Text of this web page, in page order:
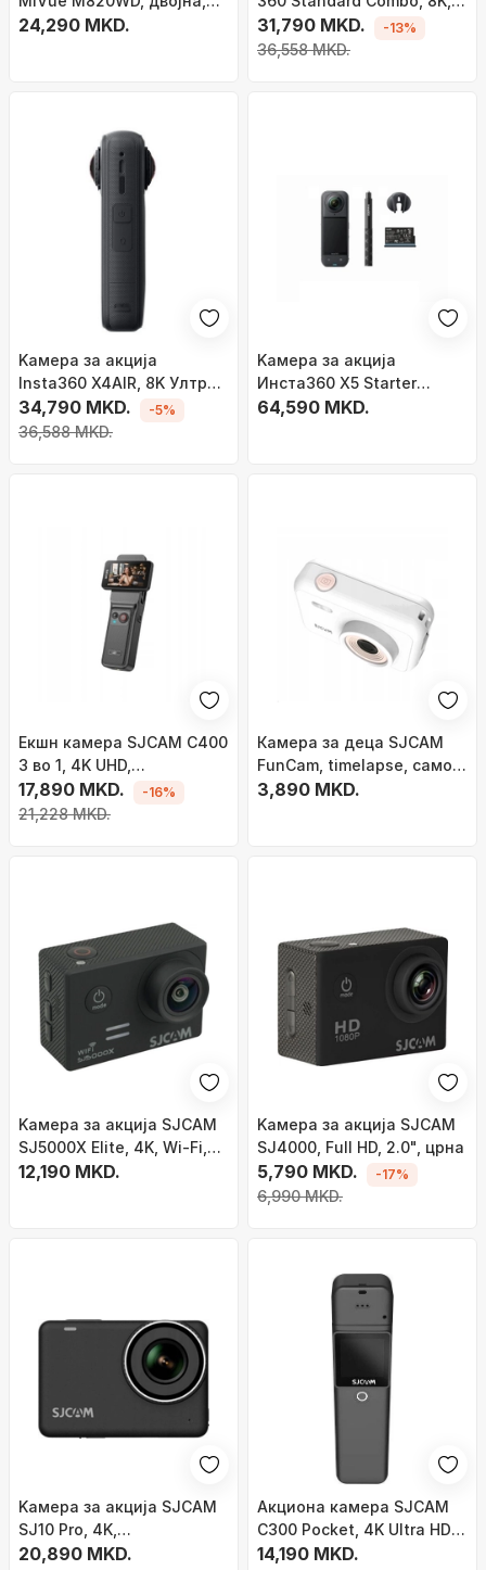
Sony STARVIS, IP67
24,290 MKD.
4K, црна
31,790 MKD.
36,558 MKD.
-13%
Kамера за акција
Insta360 X4AIR, 8K Ултра
HD, 360°, црна
34,790 MKD.
36,588 MKD.
-5%
Kамера за акција
Инста360 X5 Starter
Bundle, 72MP, 8K Ултра
64,590 MKD.
Екшн камера SJCAM C400
3 во 1, 4K UHD,
стабилизација 6 оски,
црна
17,890 MKD.
21,228 MKD.
-16%
Камера за деца SJCAM
FunCam, timelapse, само-
сликање, бела
3,890 MKD.
Kамера за акција SJCAM
SJ5000X Elite, 4K, Wi‑Fi,
црна
12,190 MKD.
Kамера за акција SJCAM
SJ4000, Full HD, 2.0", црна
5,790 MKD.
6,990 MKD.
-17%
Kамера за акција SJCAM
SJ10 Pro, 4K,
водоотпорна, црна
20,890 MKD.
Акциона камера SJCAM
C300 Pocket, 4K Ultra HD,
20MP, црна
14,190 MKD.